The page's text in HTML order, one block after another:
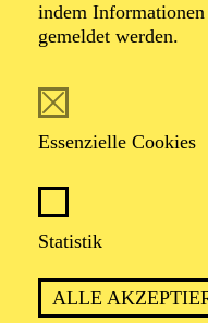
indem
gemeldet werden.
Essenzielle Cookies
Statistik
ALLE
Werke von